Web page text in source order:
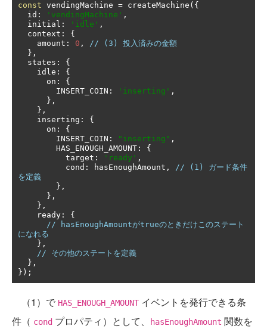
const vendingMachine = createMachine ({
  id
: 'vendingMachine' ,
  initial
: 'idle' ,
  context
:
{
    amount
: 0 ,
// (3) 投入済みの金額
},
  states
:
{
    idle
:
{
      on
:
{
        INSERT_COIN
: 'inserting' ,
},
},
    inserting
:
{
      on
:
{
        INSERT_COIN
: "inserting" ,
        HAS_ENOUGH_AMOUNT
:
{
          target
: 'ready' ,
          cond
: hasEnoughAmount ,
// (1) ガード条件
を定義
},
},
},
    ready
:
{
// hasEnoughAmountがtrueのときだけこのステート
になれる
},
// その他のステートを定義
},
});
（1）で HAS_ENOUGH_AMOUNT イベントを発行できる条
件（ cond プロパティ）として、 hasEnoughAmount 関数を